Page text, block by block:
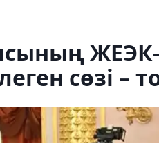
ЖЕЭК-
сөзі –